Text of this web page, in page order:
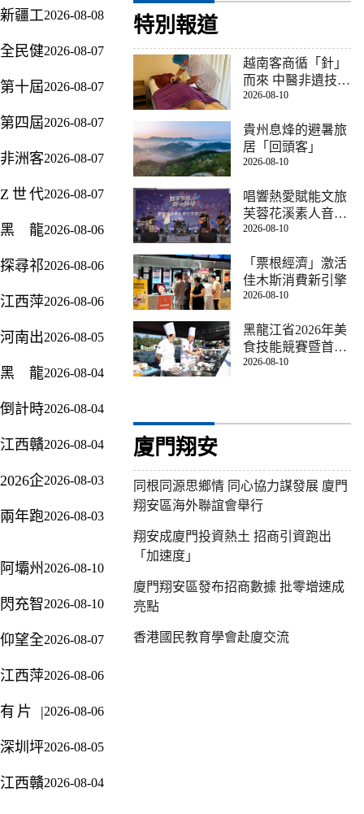
族復興
先進個
人表彰
會在黔
南州召
族苗族
成立70
周年慶
祝大會
舉行
新疆工
化轉型
暨人工
智能賦
能新型
工業化
活動在
齊市啟
2026-08-08
全民健
同行｜
「全民
健身日
（月）」
貴州省
活動在
幕
2026-08-07
第十屆
學生領
「同心
十載
青春未
來」分
榕舉行
年以
福」之
敘十年
情深
2026-08-07
第四屆
龍屯國
文化周
將於8
月15日
開幕
2026-08-07
非洲客
南邵東
接 攜
手拓寬
中非經
貿合作
2026-08-07
Z世代
寫邊境
黑河文
旅短視
頻創造
營探索
旅傳播
2026-08-07
黑龍
造全民
格局
體旅融
合激活
經濟新
2026-08-06
探尋祁
「生態
2026「隴
原環保
世紀
行」活
程
2026-08-06
江西萍
五五」
亮四張
城市名
片 打
造特色
2026-08-06
河南出
休假新
導幹部
要帶頭
休假，
推動全
盡休、
2026-08-05
黑龍
好銀鈴
題」
推動醫
養結合
服務從
「優」
2026-08-04
倒計時
千年南
燃 巍
山新
「夜」
2026-08-04
江西贛
五五」
入灣區
「類深
商環境
2026-08-04
2026企
陽島年
新質發
展路徑
2026-08-03
兩年跑
疆數字
物流黑
馬重構
行業生
2026-08-03
阿壩州
「十五
展路徑
經濟總
量將再
上三個
百億台
階
2026-08-10
閃充智
千里
溯源絲
路核心
物產
2026-08-10
仰望全
中心開
U8L鼎
藏版同
步上市
2026-08-07
江西萍
爭「十
末經濟
總量突
破1500
2026-08-06
有片 |
橋，提
戲！坪
2026-08-06
深圳坪
矩陣熱
2026-08-05
江西贛2026-08-04
特別報道
越南客商循「針」
而來 中醫非遺技藝
再獲跨國認可
2026-08-10
貴州息烽的避暑旅
居「回頭客」
2026-08-10
唱響熱愛賦能文旅
芙蓉花溪素人音樂
節嗨翻遊仙夏夜
2026-08-10
「票根經濟」激活
佳木斯消費新引擎
2026-08-10
黑龍江省2026年美
食技能競賽暨首屆
森林食品烹飪技能
2026-08-10
廈門翔安
同根同源思鄉情 同心協力謀發展 廈門
翔安區海外聯誼會舉行
翔安成廈門投資熱土 招商引資跑出
「加速度」
廈門翔安區發布招商數據 批零增速成
亮點
香港國民教育學會赴廈交流